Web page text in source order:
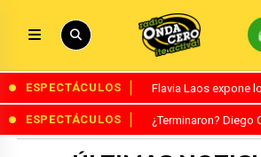
ESPECTÁCULOS Flavia Laos expone
ESPECTÁCULOS ¿Terminaron? Diego